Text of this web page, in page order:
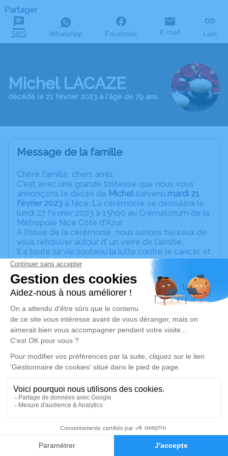
Faire-part Hommages
Partager
SMS WhatsApp Facebook E-mail Lien
Michel LACAZE
décédé le 21 février 2023 à l'âge de 79 ans
Message de la famille
Chère famille, chers amis,
C'est avec une grande tristesse que nous vous
annonçons le décès de Michelsurvenu mardi 21
février 2023 à Nice. La cérémonie se déroulera le
lundi 27 février 2023 à 15h00 au Crématorium de la
Métropole Nice Côte d'Azur.
A l'issue de la cérémonie, nous serions heureux de
vous retrouver autour d' un verre de l'amitié.
Il a toute sa vie soutenu la lutte contre le cancer, et
la leucémie en particulier. Sa préférence irait
naturellement vers un don à une association (La
Ligue contre le cancer, association Laurette
Fugain...) plutôt que des fleurs.
Un service de plantation d’arbre hommage est
disponible ici.
Je rends hommage
Cérémonie civile
lundi 27 février 2023 à 15h00
d'Azur de Colomars
Vallon de Roguez Colomars
06670 Colomars